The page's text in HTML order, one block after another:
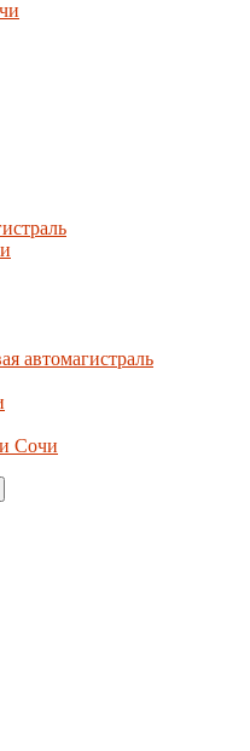
автомагистраль
Сочи